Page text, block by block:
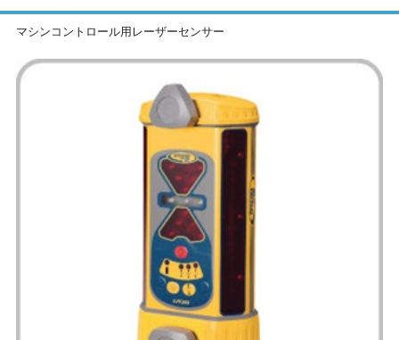
マシンコントロール用レーザーセンサー